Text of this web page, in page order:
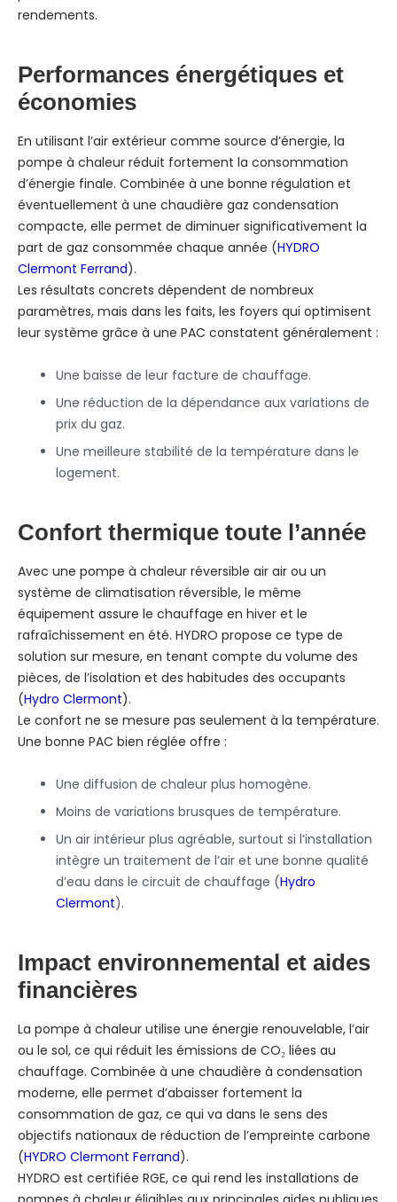
rendements.
Performances énergétiques et
économies
En utilisant l’air extérieur comme source d’énergie, la
pompe à chaleur réduit fortement la consommation
d’énergie finale. Combinée à une bonne régulation et
éventuellement à une chaudière gaz condensation
compacte, elle permet de diminuer significativement la
part de gaz consommée chaque année (HYDRO
Clermont Ferrand).
Les résultats concrets dépendent de nombreux
paramètres, mais dans les faits, les foyers qui optimisent
leur système grâce à une PAC constatent généralement :
Une baisse de leur facture de chauffage.
Une réduction de la dépendance aux variations de
prix du gaz.
Une meilleure stabilité de la température dans le
logement.
Confort thermique toute l’année
Avec une pompe à chaleur réversible air air ou un
système de climatisation réversible, le même
équipement assure le chauffage en hiver et le
rafraîchissement en été. HYDRO propose ce type de
solution sur mesure, en tenant compte du volume des
pièces, de l’isolation et des habitudes des occupants
(Hydro Clermont).
Le confort ne se mesure pas seulement à la température.
Une bonne PAC bien réglée offre :
Une diffusion de chaleur plus homogène.
Moins de variations brusques de température.
Un air intérieur plus agréable, surtout si l’installation
intègre un traitement de l’air et une bonne qualité
d’eau dans le circuit de chauffage (Hydro
Clermont).
Impact environnemental et aides
financières
La pompe à chaleur utilise une énergie renouvelable, l’air
ou le sol, ce qui réduit les émissions de CO₂ liées au
chauffage. Combinée à une chaudière à condensation
moderne, elle permet d’abaisser fortement la
consommation de gaz, ce qui va dans le sens des
objectifs nationaux de réduction de l’empreinte carbone
(HYDRO Clermont Ferrand).
HYDRO est certifiée RGE, ce qui rend les installations de